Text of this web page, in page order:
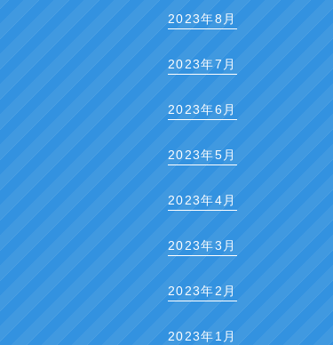
2023年8月
2023年7月
2023年6月
2023年5月
2023年4月
2023年3月
2023年2月
2023年1月